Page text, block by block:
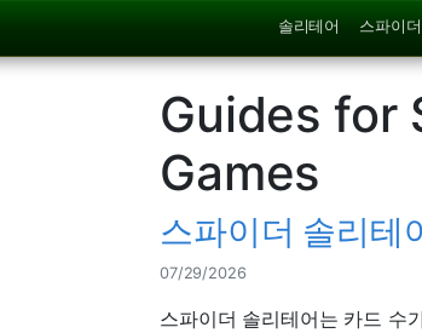
솔리테어 스파이
Guides for
Games
스파이더 솔리테
07/29/2026
스파이더 솔리테어는 카드 수